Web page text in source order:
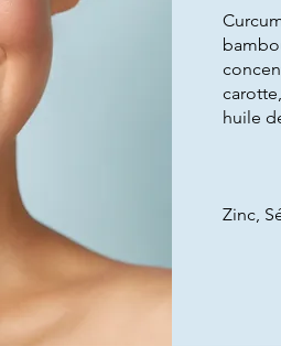
huile
Zinc,